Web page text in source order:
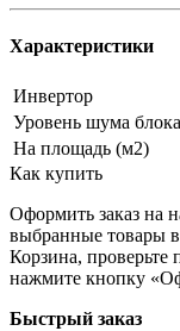
Характеристики
Инвертор
Уровень шума блока
На площадь (м2)
Как купить
Оформить заказ на
выбранные товары в
Корзина, проверьте
нажмите кнопку
Быстрый заказ